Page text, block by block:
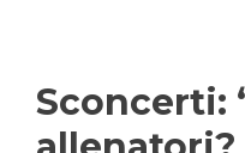
Sconcerti: